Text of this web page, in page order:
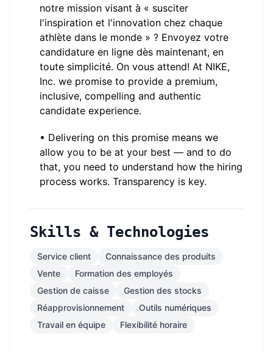
notre mission visant à « susciter
l'inspiration et l'innovation chez chaque
athlète dans le monde » ? Envoyez votre
candidature en ligne dès maintenant, en
toute simplicité. On vous attend! At NIKE,
Inc. we promise to provide a premium,
inclusive, compelling and authentic
candidate experience.
• Delivering on this promise means we
allow you to be at your best — and to do
that, you need to understand how the hiring
process works. Transparency is key.
Skills & Technologies
Service client
Connaissance des produits
Vente
Formation des employés
Gestion de caisse
Gestion des stocks
Réapprovisionnement
Outils numériques
Travail en équipe
Flexibilité horaire